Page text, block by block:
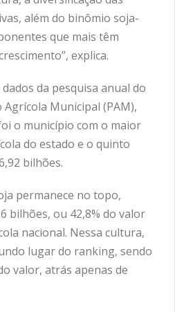
além do binômio soja-
que mais têm
explica.
da pesquisa anual do
Agrícola Municipal (PAM),
o município com o maior
do estado e o quinto
bilhões.
permanece no topo,
bilhões, ou 42,8% do valor
nacional. Nessa cultura,
lugar do ranking, sendo
valor, atrás apenas de